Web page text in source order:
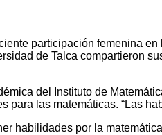
participación femenina
de Talca compartieron
del Instituto de
para las matemáticas. “Las
habilidades por la